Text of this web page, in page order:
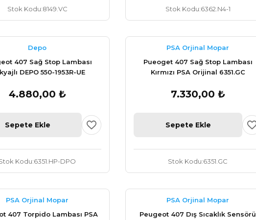
Stok Kodu 8149.VC Stok Kodu 6362.N4-1
Depo
407 Sağ Stop Lambası
DEPO 550-1953R-UE
4.880,00 ₺
Sepete Ekle
Kodu 6351.HP-DPO
PSA Orjinal Mopar
Pueoget 407 Sağ Stop Lambası
Kırmızı PSA Orijinal 6351.GC
7.330,00 ₺
Sepete Ekle
Stok Kodu 6351.GC
PSA Orjinal Mopar
407 Torpido Lambası PSA
PSA Orjinal Mopar
Peugeot 407 Dış Sıcaklık Sensörü